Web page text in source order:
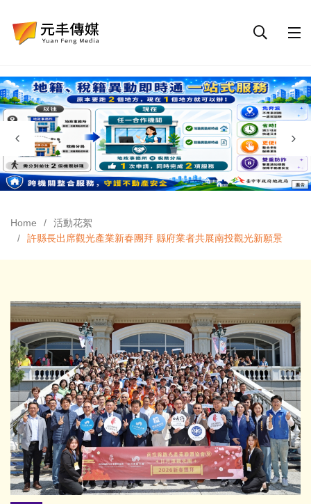
Home
活動花絮
許縣長出席觀光產業新春團拜 縣府業者共展南投觀光新願景